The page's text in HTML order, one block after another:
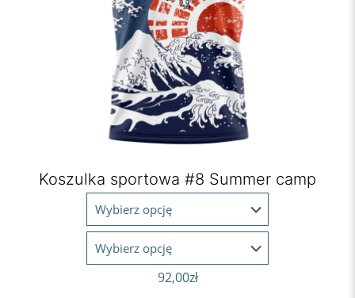
Koszulka sportowa #8 Summer camp
92,00zł